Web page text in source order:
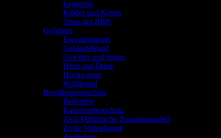
Lagerung
Kinder und Krisen
Tipps des BBK
Gefahren
Energiemangel
Gebäudebrand
Gewitter und Sturm
Hitze und Dürre
Hochwasser
Waldbrand
Bevölkerungsschutz
Behörden
Katastrophenschutz
Zivil-Militärische-Zusammenarbeit
Zivile Verteidigung